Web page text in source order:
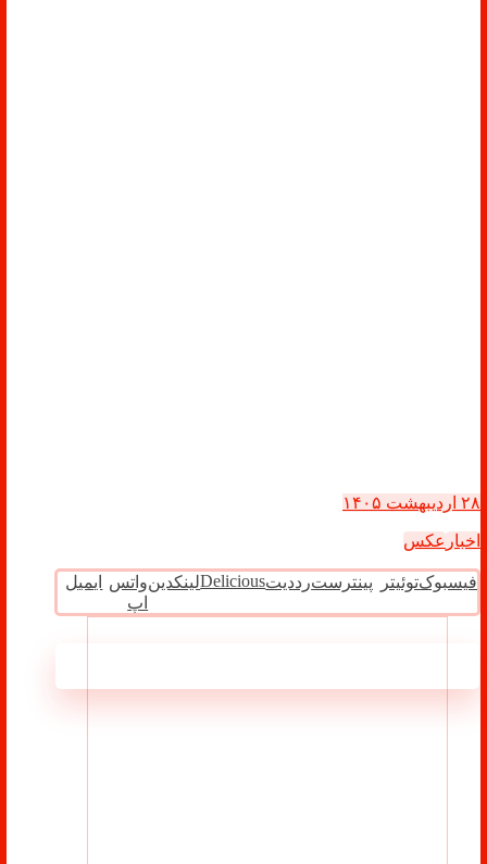
۲۸ اردیبهشت ۱۴۰۵
اخبار عکس
فیسبوکتوئیتر پینترسترددیتDeliciousلینکدینواتس
اپ
ایمیل